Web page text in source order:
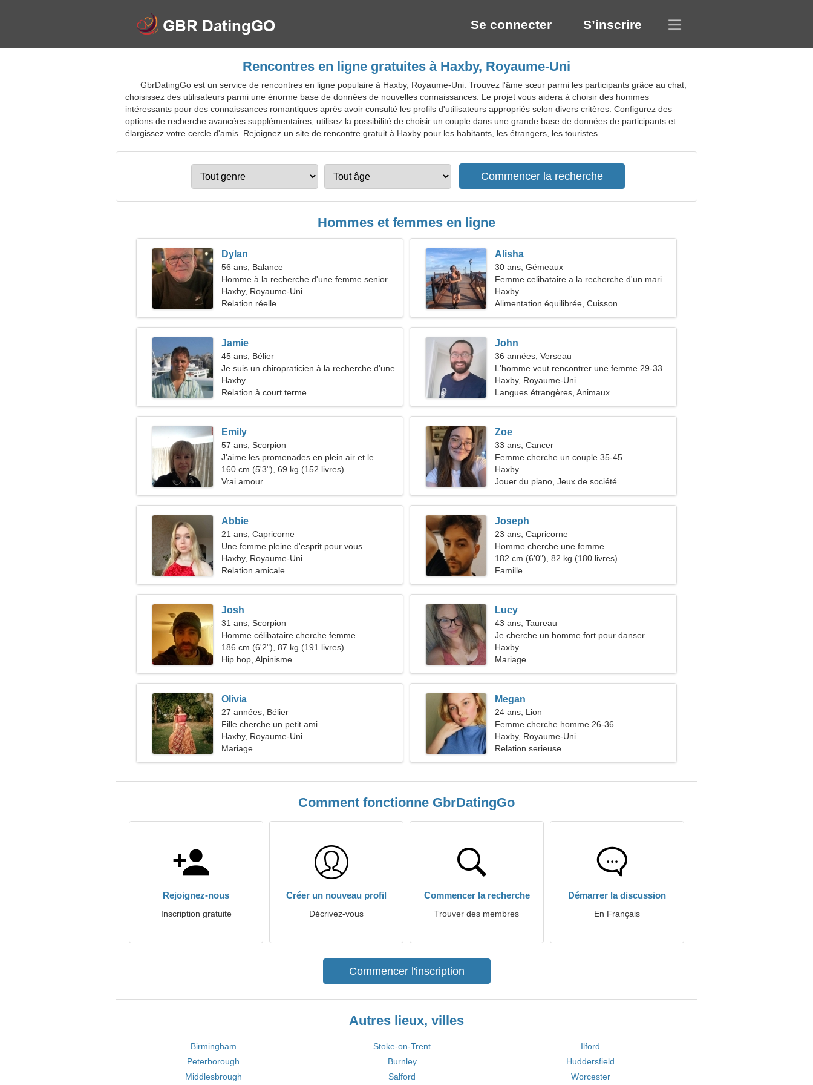
Se connecter S’inscrire
Rencontres en ligne gratuites à Haxby, Royaume-Uni
GbrDatingGo est un service de rencontres en ligne populaire à Haxby, Royaume-Uni. Trouvez l'âme sœur parmi les participants grâce au chat,
choisissez des utilisateurs parmi une énorme base de données de nouvelles connaissances. Le projet vous aidera à choisir des hommes
intéressants pour des connaissances romantiques après avoir consulté les profils d'utilisateurs appropriés selon divers critères. Configurez des
options de recherche avancées supplémentaires, utilisez la possibilité de choisir un couple dans une grande base de données de participants et
élargissez votre cercle d'amis. Rejoignez un site de rencontre gratuit à Haxby pour les habitants, les étrangers, les touristes.
Hommes et femmes en ligne
Dylan
56 ans, Balance
Homme à la recherche d'une femme senior
Haxby, Royaume-Uni
Relation réelle
Alisha
30 ans, Gémeaux
Femme celibataire a la recherche d'un mari
32-41
Haxby
Alimentation équilibrée, Cuisson
Jamie
45 ans, Bélier
Je suis un chiropraticien à la recherche d'une
femme chaude
Haxby
Relation à court terme
John
36 années, Verseau
L'homme veut rencontrer une femme 29-33
Haxby, Royaume-Uni
Langues étrangères, Animaux
Emily
57 ans, Scorpion
J'aime les promenades en plein air et le
volley-ball
160 cm (5'3"), 69 kg (152 livres)
Vrai amour
Zoe
33 ans, Cancer
Femme cherche un couple 35-45
Haxby
Jouer du piano, Jeux de société
Abbie
21 ans, Capricorne
Une femme pleine d'esprit pour vous
Haxby, Royaume-Uni
Relation amicale
Joseph
23 ans, Capricorne
Homme cherche une femme
182 cm (6'0"), 82 kg (180 livres)
Famille
Josh
31 ans, Scorpion
Homme célibataire cherche femme
186 cm (6'2"), 87 kg (191 livres)
Hip hop, Alpinisme
Lucy
43 ans, Taureau
Je cherche un homme fort pour danser
ensemble
Haxby
Mariage
Olivia
27 années, Bélier
Fille cherche un petit ami
Haxby, Royaume-Uni
Mariage
Megan
24 ans, Lion
Femme cherche homme 26-36
Haxby, Royaume-Uni
Relation serieuse
Comment fonctionne GbrDatingGo
Rejoignez-nous
Inscription gratuite
Créer un nouveau profil
Décrivez-vous
Commencer la recherche
Trouver des membres
Démarrer la discussion
En Français
Commencer l'inscription
Autres lieux, villes
Birmingham Stoke-on-Trent
Ilford
Peterborough
Burnley
Huddersfield
Middlesbrough
Salford Worcester